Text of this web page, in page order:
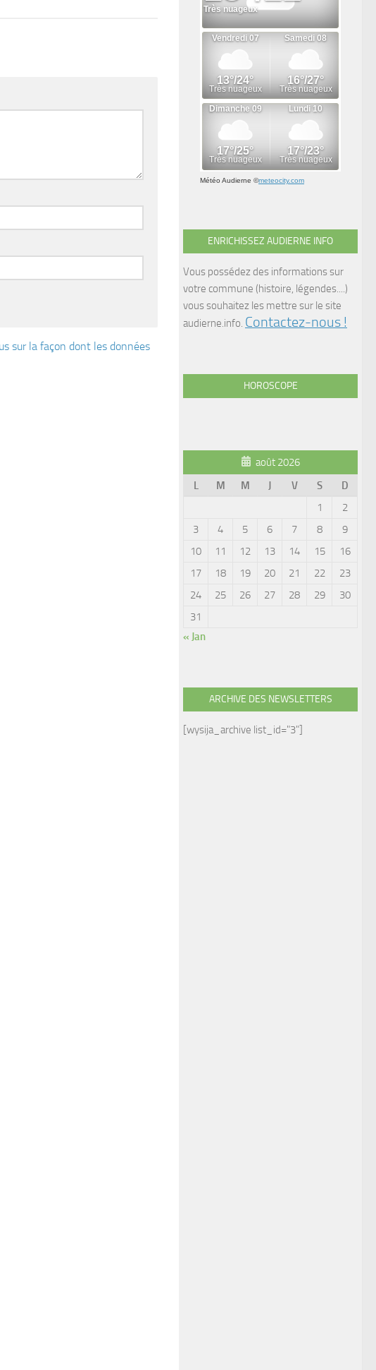
sur la façon dont les données
Météo Audierne ©meteocity.com
ENRICHISSEZ AUDIERNE INFO
Vous possédez des informations sur
votre commune (histoire, légendes....)
vous souhaitez les mettre sur le site
audierne.info. Contactez-nous !
HOROSCOPE
août 2026
L
M M J V S
D
1
2
3
4 5 6 7 8
9
10
11 12 13 14 15
16
17
18 19 20 21 22
23
24
25 26 27 28 29
30
31
« Jan
ARCHIVE DES NEWSLETTERS
[wysija_archive list_id="3"]